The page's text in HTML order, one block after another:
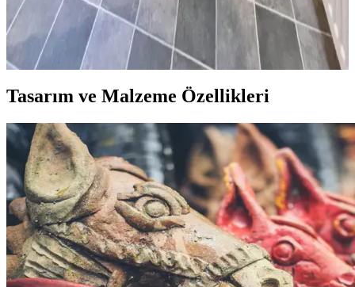
Kiralık banyolarda boya, fayans ve zemin yenileme süreçlerinde
dayanıklılık, estetik ve ev sahibi onayı ön plandadır. Bu rehber,
pratik ve uyumlu dekorasyon önerileri sunar.
Tasarım ve Malzeme Özellikleri